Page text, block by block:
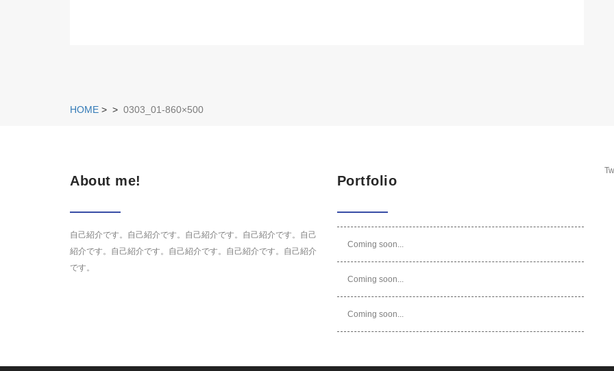
HOME > > 0303_01-860×500
About me!
自己紹介です。自己紹介です。自己紹介です。自己紹介です。自己
紹介です。自己紹介です。自己紹介です。自己紹介です。自己紹介
です。
Portfolio
Coming soon...
Coming soon...
Coming soon...